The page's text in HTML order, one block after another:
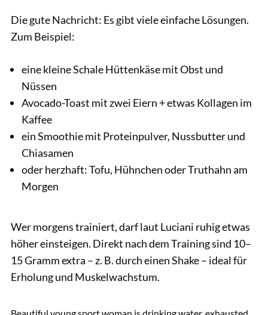
Die gute Nachricht: Es gibt viele einfache Lösungen.
Zum Beispiel:
eine kleine Schale Hüttenkäse mit Obst und
Nüssen
Avocado-Toast mit zwei Eiern + etwas Kollagen im
Kaffee
ein Smoothie mit Proteinpulver, Nussbutter und
Chiasamen
oder herzhaft: Tofu, Hühnchen oder Truthahn am
Morgen
Wer morgens trainiert, darf laut Luciani ruhig etwas
höher einsteigen. Direkt nach dem Training sind 10–
15 Gramm extra – z. B. durch einen Shake – ideal für
Erholung und Muskelwachstum.